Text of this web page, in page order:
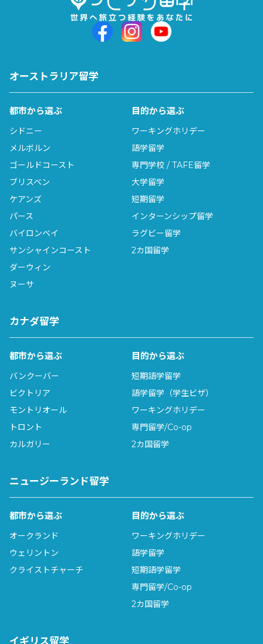
オーストラリア留学
都市から選ぶ
シドニー
メルボルン
ゴールドコースト
ブリスベン
ケアンズ
パース
バイロンベイ
サンシャインコースト
ダーウィン
ヌーサ
目的から選ぶ
ワーキングホリデー
語学留学
専門学校 / TAFE留学
大学留学
短期留学
インターンシップ留学
ラグビー留学
2カ国留学
カナダ留学
都市から選ぶ
バンクーバー
ビクトリア
モントリオール
トロント
カルガリー
目的から選ぶ
短期語学留学
語学留学（学生ビザ）
ワーキングホリデー
専門留学/Co-op
2カ国留学
ニュージーランド留学
都市から選ぶ
オークランド
ウェリントン
クライストチャーチ
目的から選ぶ
ワーキングホリデー
語学留学
短期語学留学
専門留学/Co-op
2カ国留学
イギリス留学